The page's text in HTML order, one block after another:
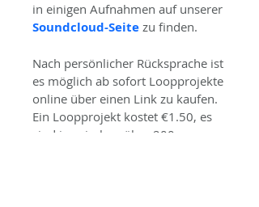
in einigen Aufnahmen auf unserer
Soundcloud-Seite zu finden.
Nach persönlicher Rücksprache ist
es möglich ab sofort Loopprojekte
online über einen Link zu kaufen.
Ein Loopprojekt kostet €1.50, es
sind inzwischen über 200